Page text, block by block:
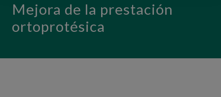
Mejora de la prestación
ortoprotésica